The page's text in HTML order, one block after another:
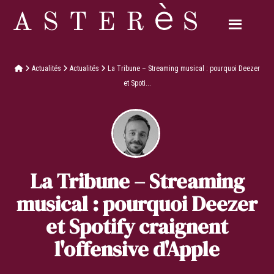
Actualités Actualités
La Tribune – Streaming musical : pourquoi Deezer
et Spoti...
La Tribune – Streaming
musical : pourquoi Deezer
et Spotify craignent
l'offensive d'Apple